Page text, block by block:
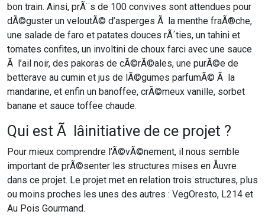
bon train. Ainsi, prÃ¨s de 100 convives sont attendues pour
dÃ©guster un veloutÃ© d’asperges Ã la menthe fraÃ®che,
une salade de faro et patates douces rÃ´ties, un tahini et
tomates confites, un involtini de choux farci avec une sauce
Ã l’ail noir, des pakoras de cÃ©rÃ©ales, une purÃ©e de
betterave au cumin et jus de lÃ©gumes parfumÃ© Ã la
mandarine, et enfin un banoffee, crÃ©meux vanille, sorbet
banane et sauce toffee chaude.
Qui est Ã lâinitiative de ce projet ?
Pour mieux comprendre l’Ã©vÃ©nement, il nous semble
important de prÃ©senter les structures mises en Åuvre
dans ce projet. Le projet met en relation trois structures, plus
ou moins proches les unes des autres : VegOresto, L214 et
Au Pois Gourmand.